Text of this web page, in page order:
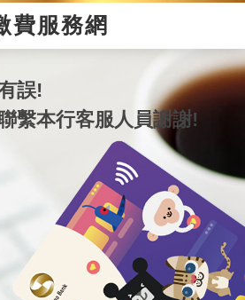
費服務網
誤!
繫本行客服人員謝謝!